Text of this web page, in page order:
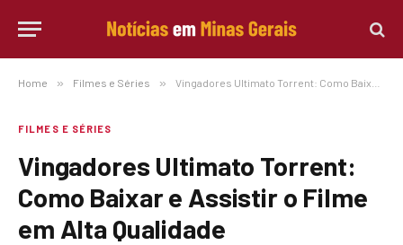
Home » Filmes e Séries » Vingadores Ultimato Torrent: Como Baixar e Assistir o Filme em Alta Qualidade
FILMES E SÉRIES
Vingadores Ultimato Torrent:
Como Baixar e Assistir o Filme
em Alta Qualidade